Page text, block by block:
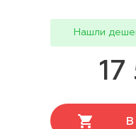
Нашли